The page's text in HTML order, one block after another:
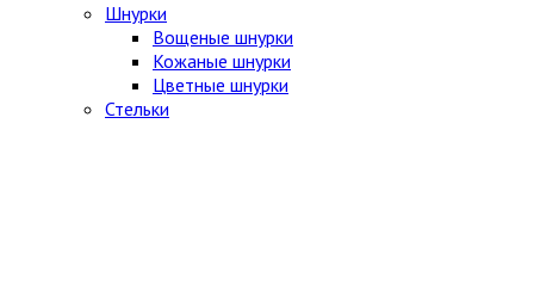
Шнурки
Вощеные шнурки
Кожаные шнурки
Цветные шнурки
Стельки